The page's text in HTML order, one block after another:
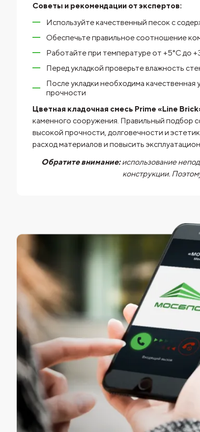
Советы и рекомендации от экспертов:
Используйте качественный песок с
Обеспечьте правильное соотношение
Работайте при температуре от +5°C до
Перед укладкой проверьте влажность
После укладки необходима
прочности
Цветная кладочная смесь Prime «Line
каменного сооружения. Правильный подбор
высокой прочности, долговечности и
расход материалов и повысить
Обратите внимание:использование
конструкции.